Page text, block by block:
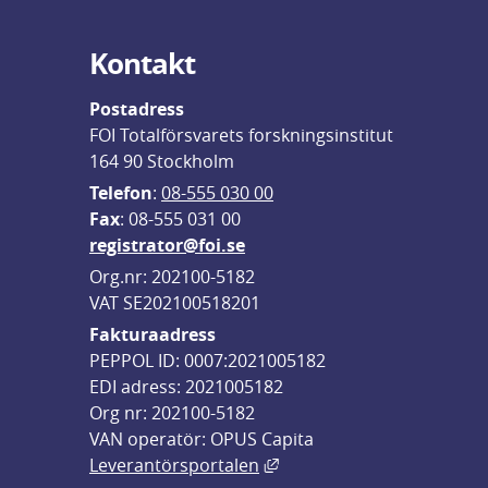
Kontakt
Postadress
FOI Totalförsvarets forskningsinstitut
164 90 Stockholm
Telefon: 08-555 030 00
Fax: 08-555 031 00
registrator@foi.se
Org.nr: 202100-5182
VAT SE202100518201
Fakturaadress
PEPPOL ID: 0007:2021005182
EDI adress: 2021005182
Org nr: 202100-5182
VAN operatör: OPUS Capita
Leverantörsportalen
Länk till annan